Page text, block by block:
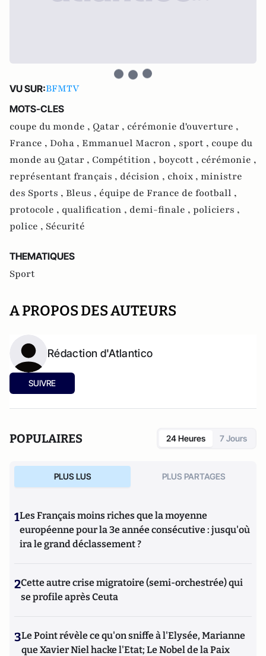
VU SUR:BFMTV
MOTS-CLES
coupe du monde , Qatar , cérémonie d'ouverture ,
France , Doha , Emmanuel Macron , sport , coupe du
monde au Qatar , Compétition , boycott , cérémonie ,
représentant français , décision , choix , ministre
des Sports , Bleus , équipe de France de football ,
protocole , qualification , demi-finale , policiers ,
police , Sécurité
THEMATIQUES
Sport
A PROPOS DES AUTEURS
Rédaction d'Atlantico
SUIVRE
POPULAIRES 24 Heures 7 Jours
PLUS LUS PLUS PARTAGES
1Les Français moins riches que la moyenne
européenne pour la 3e année consécutive : jusqu'où
ira le grand déclassement ?
2Cette autre crise migratoire (semi-orchestrée) qui
se profile après Ceuta
3Le Point révèle ce qu'on sniffe à l'Elysée, Marianne
que Xavier Niel hacke l'Etat; Le Nobel de la Paix